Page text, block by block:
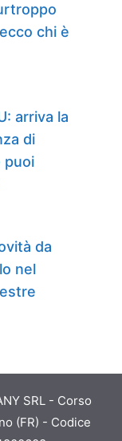
chi è
arriva la
di
puoi
da
nel
SRL - Corso
(FR) - Codice